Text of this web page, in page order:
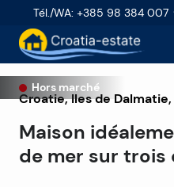
Tél./WA: +385 98 384 007
Hors marché
Croatie,Iles de Dalmatie,
Maison
de mer sur trois